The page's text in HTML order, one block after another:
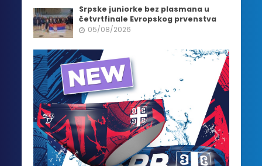
Srpske juniorke bez plasmana u
četvrtfinale Evropskog prvenstva
05/08/2026